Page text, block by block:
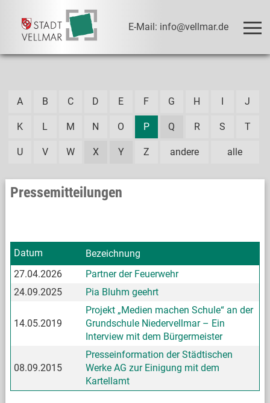
E-Mail: info@vellmar.de
alle
A B C D E F G H I J
K L M N O P Q R S T
U V W X Y Z andere
Pressemitteilungen
Datum
Bezeichnung
27.04.2026
Partner der Feuerwehr
24.09.2025
Pia Bluhm geehrt
14.05.2019
Projekt „Medien machen Schule“ an der
Grundschule Niedervellmar – Ein
Interview mit dem Bürgermeister
08.09.2015
Presseinformation der Städtischen
Werke AG zur Einigung mit dem
Kartellamt